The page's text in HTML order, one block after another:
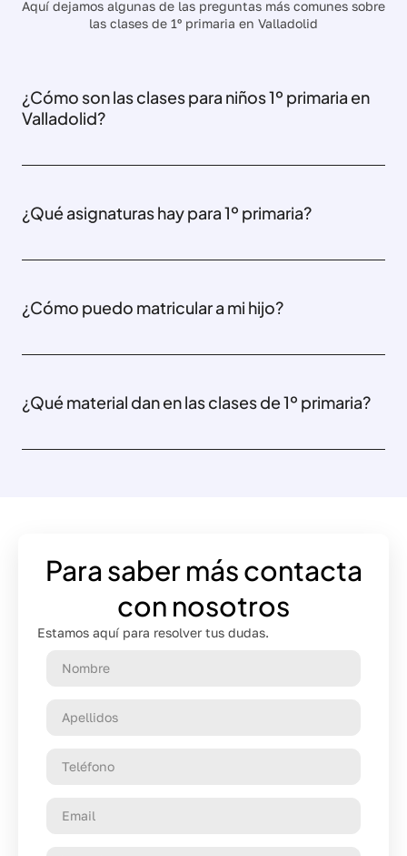
Aquí dejamos algunas de las preguntas más comunes sobre
las clases de 1º primaria en Valladolid
¿Cómo son las clases para niños 1º primaria en
Valladolid?
¿Qué asignaturas hay para 1º primaria?
¿Cómo puedo matricular a mi hijo?
¿Qué material dan en las clases de 1º primaria?
Para saber más contacta
con nosotros
Estamos aquí para resolver tus dudas.